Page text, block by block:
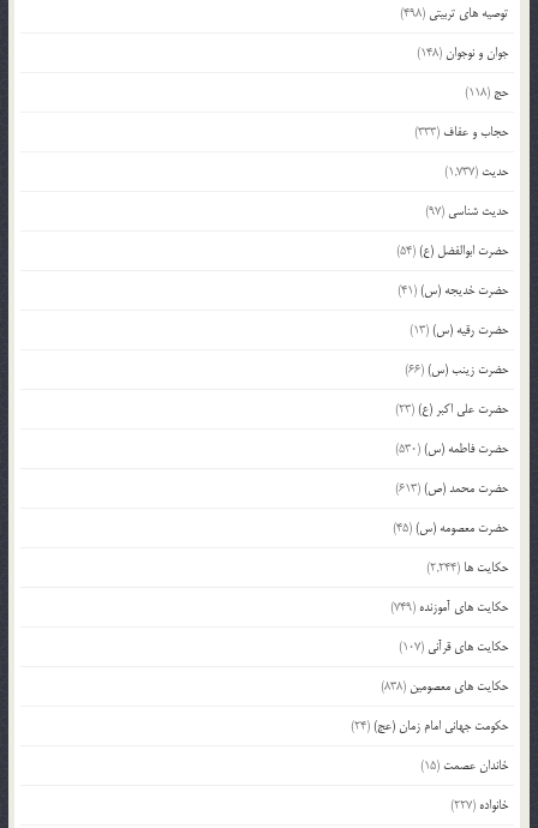
توصیه های تربیتی (498)
جوان و نوجوان(148)
حج (118)
حجاب و عفاف (333)
حدیث (1,737)
حدیث شناسی (97)
حضرت ابوالفضل (ع)(54)
حضرت خدیجه (س)(41)
حضرت رقیه (س)(13)
حضرت زینب (س)(66)
حضرت علی اکبر (ع)(23)
حضرت فاطمه (س)(530)
حضرت محمد (ص)(613)
حضرت معصومه (س)(45)
حکایت ها (2,244)
حکایت های آموزنده (749)
حکایت های قرآنی (107)
حکایت های معصومین (838)
حکومت جهانی امام زمان (عج)(24)
خاندان عصمت (15)
خانواده (227)